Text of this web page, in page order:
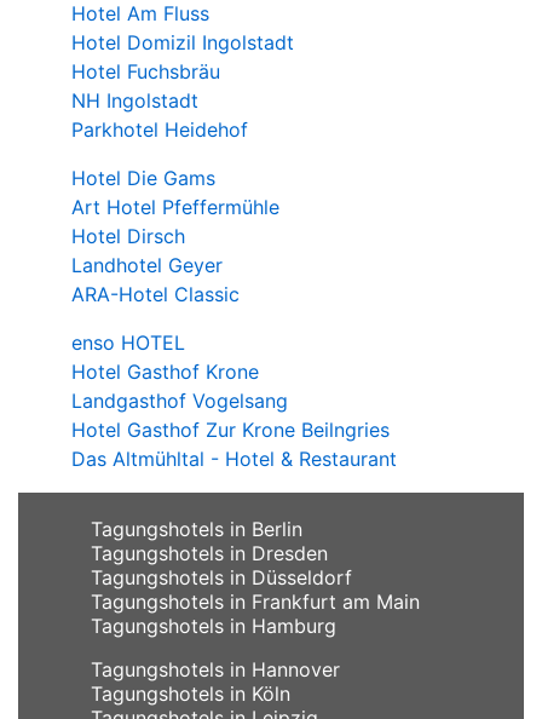
Hotel Am Fluss
Hotel Domizil Ingolstadt
Hotel Fuchsbräu
NH Ingolstadt
Parkhotel Heidehof
Hotel Die Gams
Art Hotel Pfeffermühle
Hotel Dirsch
Landhotel Geyer
ARA-Hotel Classic
enso HOTEL
Hotel Gasthof Krone
Landgasthof Vogelsang
Hotel Gasthof Zur Krone Beilngries
Das Altmühltal - Hotel & Restaurant
Tagungshotels in Berlin
Tagungshotels in Dresden
Tagungshotels in Düsseldorf
Tagungshotels in Frankfurt am Main
Tagungshotels in Hamburg
Tagungshotels in Hannover
Tagungshotels in Köln